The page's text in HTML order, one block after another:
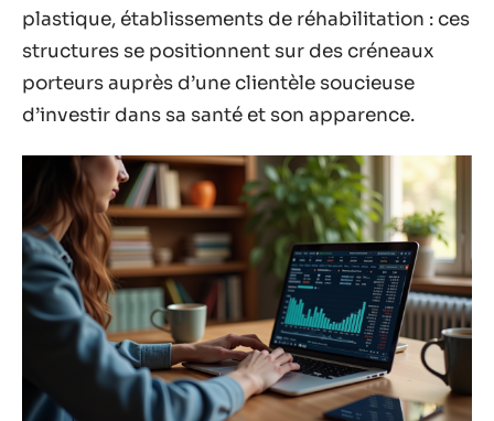
plastique, établissements de réhabilitation : ces
structures se positionnent sur des créneaux
porteurs auprès d’une clientèle soucieuse
d’investir dans sa santé et son apparence.